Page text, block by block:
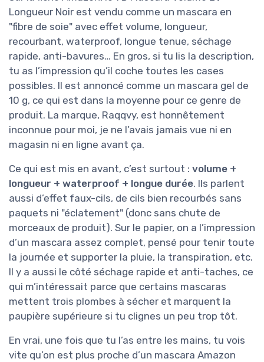
Longueur Noir est vendu comme un mascara en
"fibre de soie" avec effet volume, longueur,
recourbant, waterproof, longue tenue, séchage
rapide, anti-bavures… En gros, si tu lis la description,
tu as l’impression qu’il coche toutes les cases
possibles. Il est annoncé comme un mascara gel de
10 g, ce qui est dans la moyenne pour ce genre de
produit. La marque, Raqqvy, est honnêtement
inconnue pour moi, je ne l’avais jamais vue ni en
magasin ni en ligne avant ça.
Ce qui est mis en avant, c’est surtout : volume +
longueur + waterproof + longue durée. Ils parlent
aussi d’effet faux-cils, de cils bien recourbés sans
paquets ni "éclatement" (donc sans chute de
morceaux de produit). Sur le papier, on a l’impression
d’un mascara assez complet, pensé pour tenir toute
la journée et supporter la pluie, la transpiration, etc.
Il y a aussi le côté séchage rapide et anti-taches, ce
qui m’intéressait parce que certains mascaras
mettent trois plombes à sécher et marquent la
paupière supérieure si tu clignes un peu trop tôt.
En vrai, une fois que tu l’as entre les mains, tu vois
vite qu’on est plus proche d’un mascara Amazon